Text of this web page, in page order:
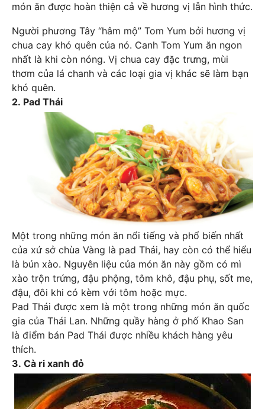
món ăn được hoàn thiện cả về hương vị lẫn hình thức.
Người phương Tây “hâm mộ” Tom Yum bởi hương vị
chua cay khó quên của nó. Canh Tom Yum ăn ngon
nhất là khi còn nóng. Vị chua cay đặc trưng, mùi
thơm của lá chanh và các loại gia vị khác sẽ làm bạn
khó quên.
2. Pad Thái
Một trong những món ăn nổi tiếng và phổ biến nhất
của xứ sở chùa Vàng là pad Thái, hay còn có thể hiểu
là bún xào. Nguyên liệu của món ăn này gồm có mì
xào trộn trứng, đậu phộng, tôm khô, đậu phụ, sốt me,
đậu, đôi khi có kèm với tôm hoặc mực.
Pad Thái được xem là một trong những món ăn quốc
gia của Thái Lan. Những quầy hàng ở phố Khao San
là điểm bán Pad Thái được nhiều khách hàng yêu
thích.
3. Cà ri xanh đỏ